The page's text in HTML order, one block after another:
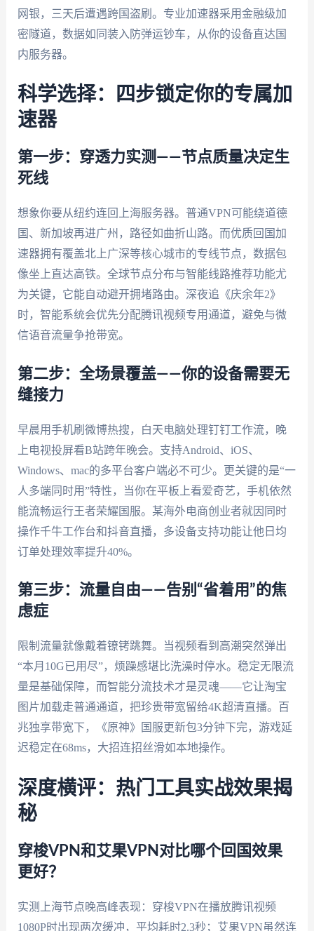
网银，三天后遭遇跨国盗刷。专业加速器采用金融级加
密隧道，数据如同装入防弹运钞车，从你的设备直达国
内服务器。
科学选择：四步锁定你的专属加
速器
第一步：穿透力实测——节点质量决定生
死线
想象你要从纽约连回上海服务器。普通VPN可能绕道德
国、新加坡再进广州，路径如曲折山路。而优质回国加
速器拥有覆盖北上广深等核心城市的专线节点，数据包
像坐上直达高铁。全球节点分布与智能线路推荐功能尤
为关键，它能自动避开拥堵路由。深夜追《庆余年2》
时，智能系统会优先分配腾讯视频专用通道，避免与微
信语音流量争抢带宽。
第二步：全场景覆盖——你的设备需要无
缝接力
早晨用手机刷微博热搜，白天电脑处理钉钉工作流，晚
上电视投屏看B站跨年晚会。支持Android、iOS、
Windows、mac的多平台客户端必不可少。更关键的是“一
人多端同时用”特性，当你在平板上看爱奇艺，手机依然
能流畅运行王者荣耀国服。某海外电商创业者就因同时
操作千牛工作台和抖音直播，多设备支持功能让他日均
订单处理效率提升40%。
第三步：流量自由——告别“省着用”的焦
虑症
限制流量就像戴着镣铐跳舞。当视频看到高潮突然弹出
“本月10G已用尽”，烦躁感堪比洗澡时停水。稳定无限流
量是基础保障，而智能分流技术才是灵魂——它让淘宝
图片加载走普通通道，把珍贵带宽留给4K超清直播。百
兆独享带宽下，《原神》国服更新包3分钟下完，游戏延
迟稳定在68ms，大招连招丝滑如本地操作。
深度横评：热门工具实战效果揭
秘
穿梭VPN和艾果VPN对比哪个回国效果
更好？
实测上海节点晚高峰表现：穿梭VPN在播放腾讯视频
1080P时出现两次缓冲，平均耗时2.3秒；艾果VPN虽然连